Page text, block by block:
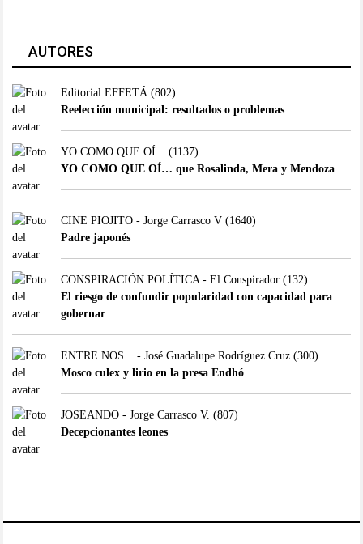
AUTORES
Editorial EFFETÁ (802)
Reelección municipal: resultados o problemas
YO COMO QUE OÍ...
(1137)
YO COMO QUE OÍ… que Rosalinda, Mera y Mendoza
CINE PIOJITO - Jorge Carrasco V(1640)
Padre japonés
CONSPIRACIÓN POLÍTICA - El Conspirador(132)
El riesgo de confundir popularidad con capacidad para
gobernar
ENTRE NOS... - José Guadalupe Rodríguez Cruz(300)
Mosco culex y lirio en la presa Endhó
JOSEANDO - Jorge Carrasco V. (807)
Decepcionantes leones